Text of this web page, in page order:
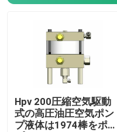
Hpv 200圧縮空気駆動
式の高圧油圧空気ポン
プ液体は1974棒をポン